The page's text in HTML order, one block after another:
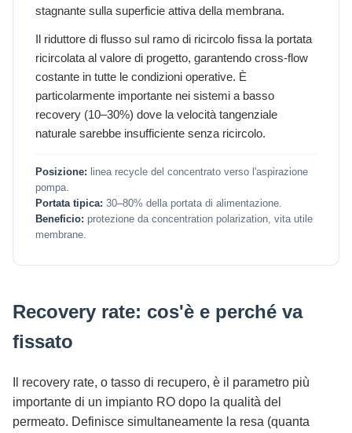
stagnante sulla superficie attiva della membrana.
Il riduttore di flusso sul ramo di ricircolo fissa la portata
ricircolata al valore di progetto, garantendo cross-flow
costante in tutte le condizioni operative. È
particolarmente importante nei sistemi a basso
recovery (10–30%) dove la velocità tangenziale
naturale sarebbe insufficiente senza ricircolo.
Posizione: linea recycle del concentrato verso l'aspirazione
pompa.
Portata tipica: 30–80% della portata di alimentazione.
Beneficio: protezione da concentration polarization, vita utile
membrane.
Recovery rate: cos'è e perché va
fissato
Il recovery rate, o tasso di recupero, è il parametro più
importante di un impianto RO dopo la qualità del
permeato. Definisce simultaneamente la resa (quanta